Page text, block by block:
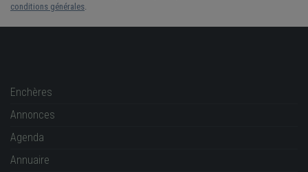
conditions générales.
Enchères
Annonces
Agenda
Annuaire